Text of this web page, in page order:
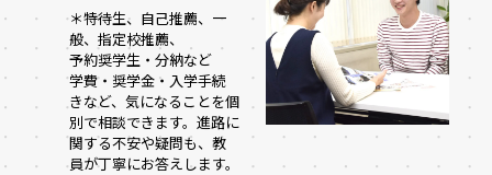
＊特待生、自己推薦、一
般、指定校推薦、
予約奨学生・分納など
学費・奨学金・入学手続
きなど、気になることを個
別で相談できます。進路に
関する不安や疑問も、教
員が丁寧にお答えします。